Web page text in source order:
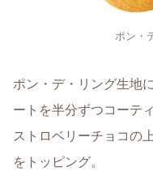
ポン・
ポン・デ・リング生地
ートを半分ずつコーテ
ストロベリーチョコの
をトッピング。